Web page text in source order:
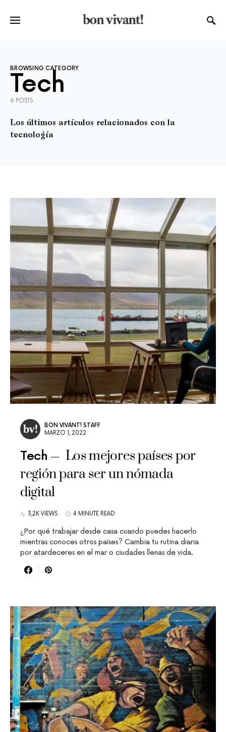
BROWSING CATEGORY
Tech
6 POSTS
Los últimos artículos relacionados con la
tecnología
BON VIVANT! STAFF
MARZO 1, 2022
Tech
Los mejores países por
región para ser un nómada
digital
3,2K VIEWS 4 MINUTE READ
¿Por qué trabajar desde casa cuando puedes hacerlo
mientras conoces otros países? Cambia tu rutina diaria
por atardeceres en el mar o ciudades llenas de vida.